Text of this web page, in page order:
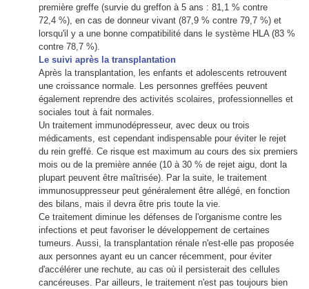
première greffe (survie du greffon à 5 ans : 81,1 % contre
72,4 %), en cas de donneur vivant (87,9 % contre 79,7 %) et
lorsqu'il y a une bonne compatibilité dans le système HLA (83 %
contre 78,7 %).
Le suivi après la transplantation
Après la transplantation, les enfants et adolescents retrouvent
une croissance normale. Les personnes greffées peuvent
également reprendre des activités scolaires, professionnelles et
sociales tout à fait normales.
Un traitement immunodépresseur, avec deux ou trois
médicaments, est cependant indispensable pour éviter le rejet
du rein greffé. Ce risque est maximum au cours des six premiers
mois ou de la première année (10 à 30 % de rejet aigu, dont la
plupart peuvent être maîtrisée). Par la suite, le traitement
immunosuppresseur peut généralement être allégé, en fonction
des bilans, mais il devra être pris toute la vie.
Ce traitement diminue les défenses de l'organisme contre les
infections et peut favoriser le développement de certaines
tumeurs. Aussi, la transplantation rénale n'est-elle pas proposée
aux personnes ayant eu un cancer récemment, pour éviter
d'accélérer une rechute, au cas où il persisterait des cellules
cancéreuses. Par ailleurs, le traitement n'est pas toujours bien